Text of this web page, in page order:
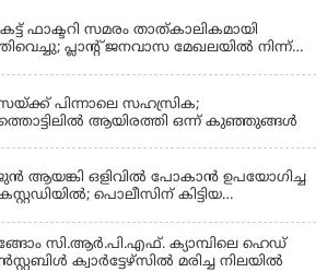
ഫാക്ടറി സമരം താത്കാലികമായി
പ്ലാൻ്റ് ജനവാസ മേഖലയിൽ നിന്ന്
പിന്നാലെ സഹസ്രിക;
ആയിരത്തി ഒന്ന് കുഞ്ഞുങ്ങള്‍
ആയങ്കി ഒളിവിൽ പോകാൻ ഉപയോഗിച്ച
പൊലീസിന് കിട്ടിയ
സി.ആർ.പി.എഫ്. ക്യാമ്പിലെ ഹെഡ്
ക്വാർട്ടേഴ്സിൽ മരിച്ച നിലയിൽ